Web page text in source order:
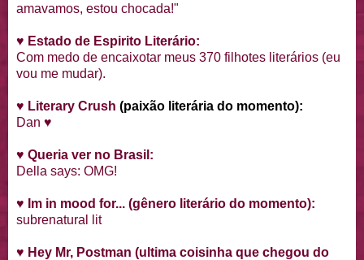
amavamos, estou chocada!"
♥ Estado de Espirito Literário:
Com medo de encaixotar meus 370 filhotes literários (eu
vou me mudar).
♥ Literary Crush (paixão literária do momento):
Dan ♥
♥ Queria ver no Brasil:
Della says: OMG!
♥ Im in mood for... (gênero literário do momento):
subrenatural lit
♥ Hey Mr, Postman (ultima coisinha que chegou do